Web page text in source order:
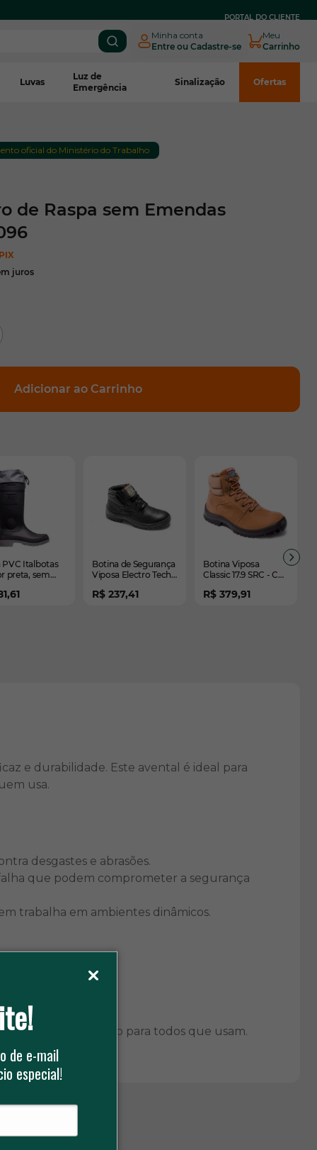
de e-mail
especial!
PORTAL DO CLIENTE
Minha conta
Entre ou Cadastre-se
Meu
Carrinho
Luvas
Luz de
Emergência
Sinalização Ofertas
oficial do Ministério do Trabalho
de Raspa sem Emendas
juros
Adicionar ao Carrinho
PVC Italbotas
preta, sem
- CA
Botina de Segurança
Viposa Electro Tech -
R$ 237,41
Botina Viposa
Classic 17.9 SRC - CA
R$ 379,91
e durabilidade. Este avental é ideal para
usa.
desgastes e abrasões.
que podem comprometer a segurança
trabalha em ambientes dinâmicos.
e proteção para todos que usam.